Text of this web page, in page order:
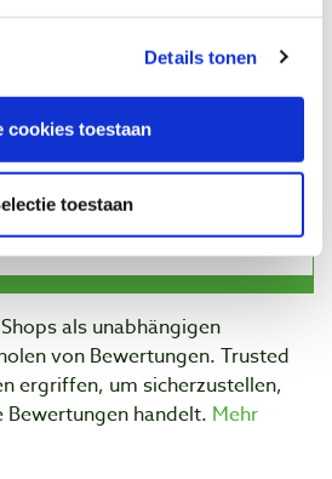
Details tonen
cookies toestaan
toestaan
als unabhängigen
von Bewertungen. Trusted
ergriffen, um sicherzustellen,
Bewertungen handelt. Mehr